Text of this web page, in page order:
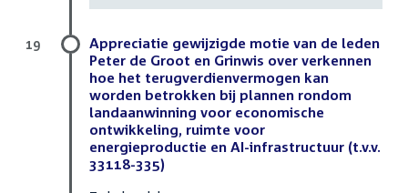
Appreciatie gewijzigde motie van de leden
Peter de Groot en Grinwis over verkennen
hoe het terugverdienvermogen kan
worden betrokken bij plannen rondom
landaanwinning voor economische
ontwikkeling, ruimte voor
energieproductie en AI-infrastructuur (t.v.v.
33118-335)
19